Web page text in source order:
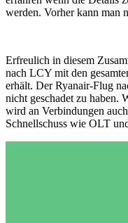
werden. Vorher kann man
Erfreulich in diesem
nach LCY mit den
erhält. Der Ryanair-Flug
nicht geschadet zu haben.
wird an Verbindungen
Schnellschuss wie OLT